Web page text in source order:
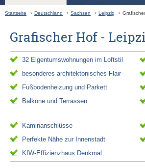
Startseite › Deutschland › Sachsen › Leipzig ›
Grafischer Hof -
32 Eigentumswohnungen im Loftstil
besonderes architektonisches Flair
Fußbodenheizung und Parkett
Balkone und Terrassen
Kaminanschlüsse
Perfekte Nähe zur Innenstadt
KfW-Effizienzhaus Denkmal